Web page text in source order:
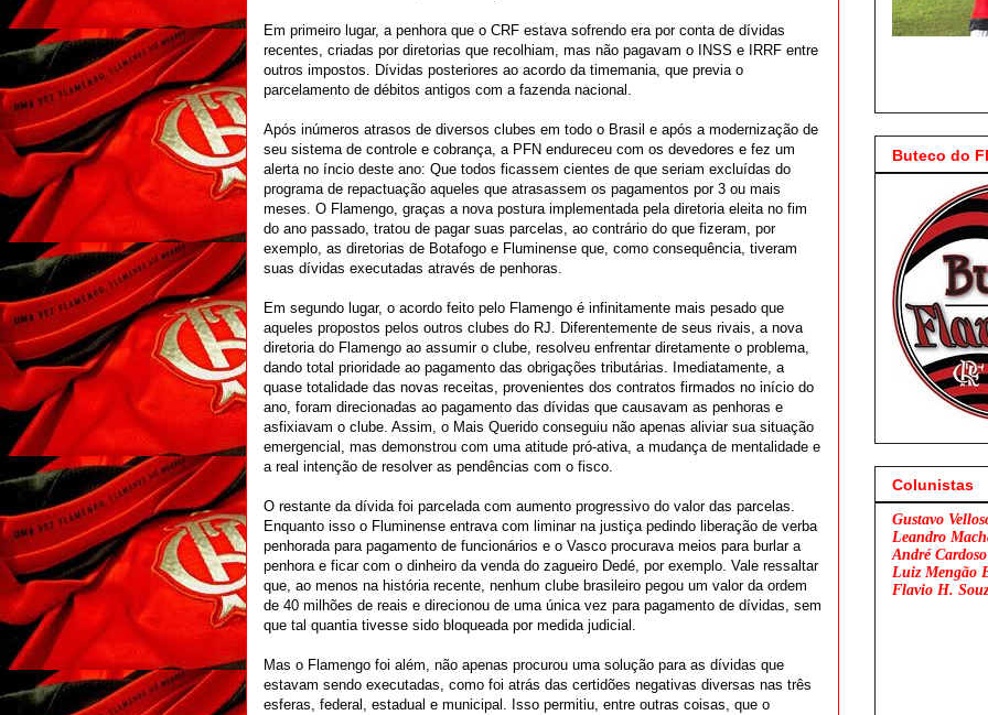
Em primeiro lugar, a penhora que o CRF estava sofrendo era por conta de dívidas
recentes, criadas por diretorias que recolhiam, mas não pagavam o INSS e IRRF entre
outros impostos. Dívidas posteriores ao acordo da timemania, que previa o
parcelamento de débitos antigos com a fazenda nacional.
Após inúmeros atrasos de diversos clubes em todo o Brasil e após a modernização de
seu sistema de controle e cobrança, a PFN endureceu com os devedores e fez um
alerta no íncio deste ano: Que todos ficassem cientes de que seriam excluídas do
programa de repactuação aqueles que atrasassem os pagamentos por 3 ou mais
meses. O Flamengo, graças a nova postura implementada pela diretoria eleita no fim
do ano passado, tratou de pagar suas parcelas, ao contrário do que fizeram, por
exemplo, as diretorias de Botafogo e Fluminense que, como consequência, tiveram
suas dívidas executadas através de penhoras.
Em segundo lugar, o acordo feito pelo Flamengo é infinitamente mais pesado que
aqueles propostos pelos outros clubes do RJ. Diferentemente de seus rivais, a nova
diretoria do Flamengo ao assumir o clube, resolveu enfrentar diretamente o problema,
dando total prioridade ao pagamento das obrigações tributárias. Imediatamente, a
quase totalidade das novas receitas, provenientes dos contratos firmados no início do
ano, foram direcionadas ao pagamento das dívidas que causavam as penhoras e
asfixiavam o clube. Assim, o Mais Querido conseguiu não apenas aliviar sua situação
emergencial, mas demonstrou com uma atitude pró-ativa, a mudança de mentalidade e
a real intenção de resolver as pendências com o fisco.
O restante da dívida foi parcelada com aumento progressivo do valor das parcelas.
Enquanto isso o Fluminense entrava com liminar na justiça pedindo liberação de verba
penhorada para pagamento de funcionários e o Vasco procurava meios para burlar a
penhora e ficar com o dinheiro da venda do zagueiro Dedé, por exemplo. Vale ressaltar
que, ao menos na história recente, nenhum clube brasileiro pegou um valor da ordem
de 40 milhões de reais e direcionou de uma única vez para pagamento de dívidas, sem
que tal quantia tivesse sido bloqueada por medida judicial.
Mas o Flamengo foi além, não apenas procurou uma solução para as dívidas que
estavam sendo executadas, como foi atrás das certidões negativas diversas nas três
esferas, federal, estadual e municipal. Isso permitiu, entre outras coisas, que o
Buteco do
Colunistas
Gustavo
Leandro
André Cardoso
Luiz Mengão
Flavio H.